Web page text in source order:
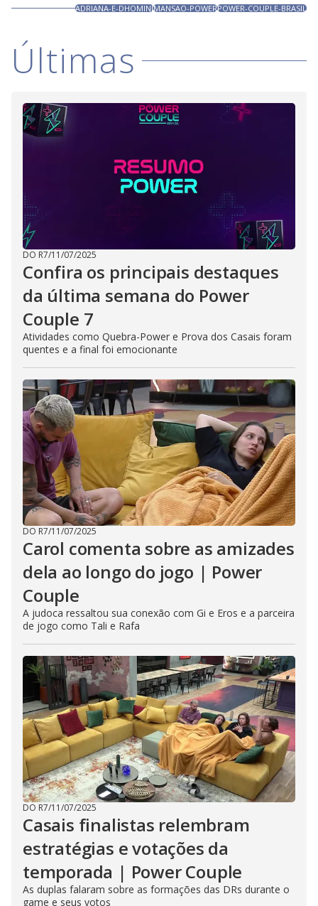
ADRIANA-E-DHOMINIMANSAO-POWERPOWER-COUPLE-BRASIL
Últimas
DO R7/11/07/2025
Confira os principais destaques
da última semana do Power
Couple 7
Atividades como Quebra-Power e Prova dos Casais foram
quentes e a final foi emocionante
DO R7/11/07/2025
Carol comenta sobre as amizades
dela ao longo do jogo | Power
Couple
A judoca ressaltou sua conexão com Gi e Eros e a parceira
de jogo como Tali e Rafa
DO R7/11/07/2025
Casais finalistas relembram
estratégias e votações da
temporada | Power Couple
As duplas falaram sobre as formações das DRs durante o
game e seus votos